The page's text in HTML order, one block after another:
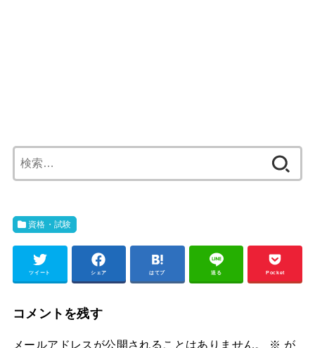
索:
資格・試験
ツイート シェア はてブ 送る Pocket
コメントを残す
メールアドレスが公開されることはありません。 ※ が